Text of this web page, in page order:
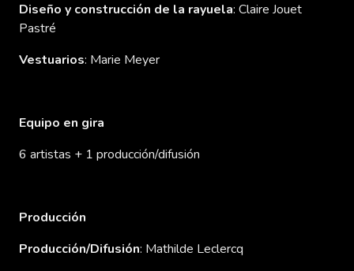
Diseño y construcción de la rayuela: Claire Jouet
Pastré
Vestuarios: Marie Meyer
Equipo en gira
6 artistas + 1 producción/difusión
Producción
Producción/Difusión: Mathilde Leclercq